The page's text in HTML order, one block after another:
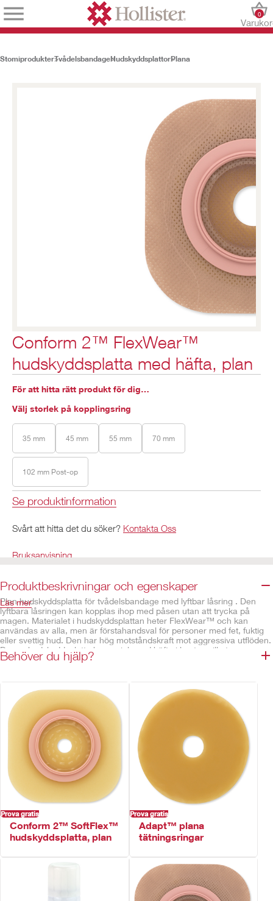
0
StomiprodukterTvådelsbandageHudskyddsplattorPlana
Conform 2™ FlexWear™
hudskyddsplatta med häfta, plan
För att hitta rätt produkt för dig…
Välj storlek på kopplingsring
35 mm 45 mm 55 mm 70 mm
102 mm Post-op
Se produktinformation
Svårt att hitta det du söker? Kontakta Oss
Bruksanvisning
Produktbeskrivningar och egenskaper
Plan hudskyddsplatta för tvådelsbandage med lyftbar låsring . Den
lyftbara låsringen kan kopplas ihop med påsen utan att trycka på
magen. Materialet i hudskyddsplattan heter FlexWear™ och kan
användas av alla, men är förstahandsval för personer med fet, fuktig
eller svettig hud. Den har hög motståndskraft mot aggressiva utflöden.
Denna hudskyddsplatta har en inbyggd häfta i kanten vilket ger en
utmärkt följsamhet och fästförmåga vid bråck, veck, ärr eller andra
Egenskaper
Plan hudskyddsplatta
FlexWear™ hudskyddsplatta med hög motståndskraft mot
aggressiva utflöden
Inbyggd häfta i kanten av hudskyddsplattan ger utmärkt
fästförmåga även vid bråck eller andra ojämnheter runt stomin
Plattan kan vridas till valfri position
Lyftbar låsring som gör det möjligt att koppla ihop påsen med
hudskyddsplattan utan att trycka på magen
Säker låskonstruktion som både hörs och känns i fingrarna när den
”klickar” fast
Läs mer
Behöver du hjälp?
Prova gratis
Conform 2™ SoftFlex™
hudskyddsplatta, plan
Prova gratis
Adapt™ plana
tätningsringar